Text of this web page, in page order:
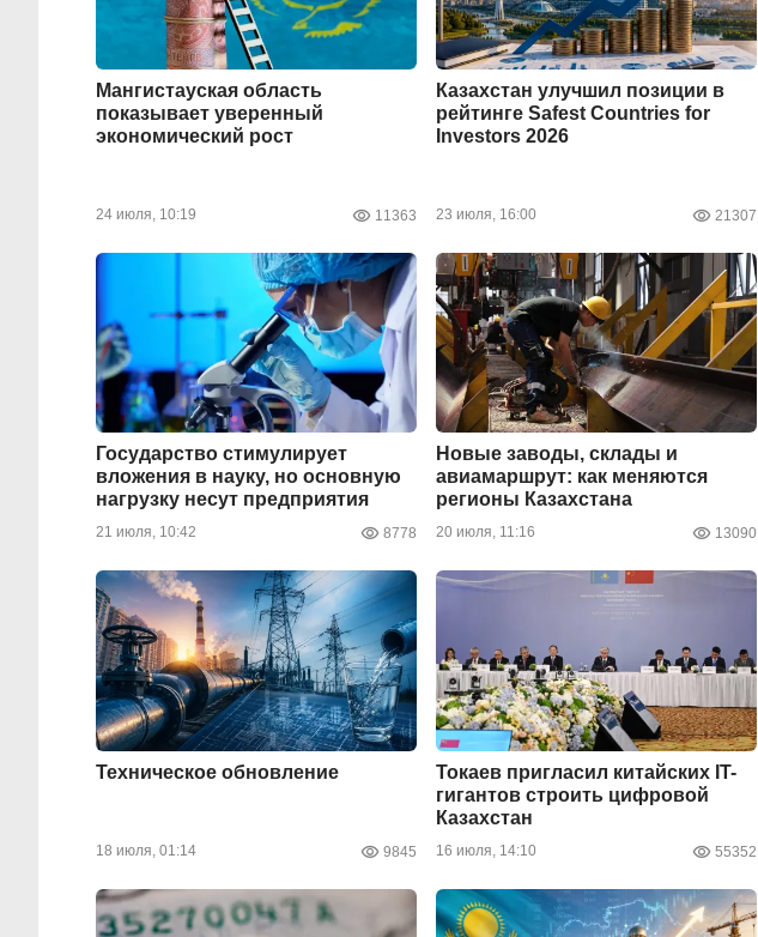
Мангистауская область
показывает уверенный
экономический рост
24 июля, 10:19 11363
Казахстан улучшил позиции в
рейтинге Safest Countries for
Investors 2026
23 июля, 16:00 21307
Государство стимулирует
вложения в науку, но основную
нагрузку несут предприятия
21 июля, 10:42 8778
Новые заводы, склады и
авиамаршрут: как меняются
регионы Казахстана
20 июля, 11:16 13090
Техническое обновление
18 июля, 01:14 9845
Токаев пригласил китайских IT-
гигантов строить цифровой
Казахстан
16 июля, 14:10 55352